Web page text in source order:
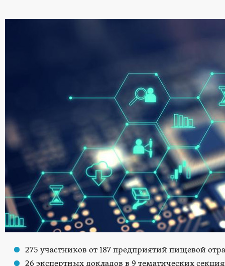
275 участников от 187 предприятий пищевой
26 экспертных докладов в 9 тематических